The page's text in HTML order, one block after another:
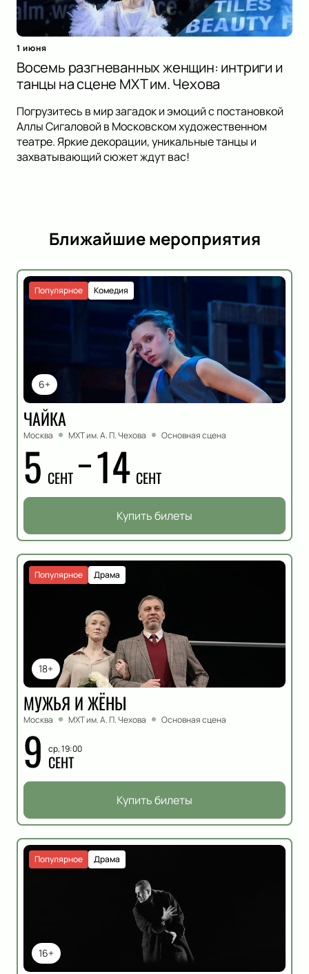
1 июня
Восемь разгневанных женщин: интриги и
танцы на сцене МХТ им. Чехова
Погрузитесь в мир загадок и эмоций с постановкой
Аллы Сигаловой в Московском художественном
театре. Яркие декорации, уникальные танцы и
захватывающий сюжет ждут вас!
Ближайшие мероприятия
6+
Комедия
Популярное
ЧАЙКА
Москва МХТ им. А. П. Чехова Основная сцена
5 СЕНТ 14 СЕНТ
Купить билеты
18+
Драма
Популярное
МУЖЬЯ И ЖЁНЫ
Москва МХТ им. А. П. Чехова Основная сцена
9 ср, 19:00
СЕНТ
Купить билеты
16+
Драма
Популярное